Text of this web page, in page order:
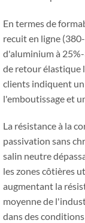
En termes de
recuit en ligne
d'aluminium à
de retour élastique
clients indiquent
l'emboutissage et
La résistance à la
passivation sans
salin neutre
les zones côtières
augmentant la
moyenne de
dans des